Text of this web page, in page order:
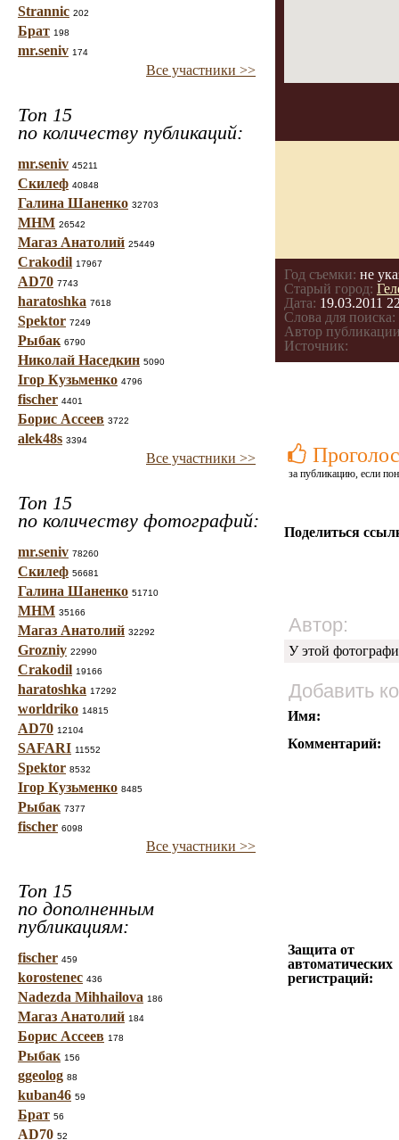
Strannic 202
Брат 198
mr.seniv 174
Все участники >>
Топ 15
по количеству публикаций:
mr.seniv 45211
Скилеф 40848
Галина Шаненко 32703
МНМ 26542
Магаз Анатолий 25449
Crakodil 17967
AD70 7743
haratoshka 7618
Spektor 7249
Рыбак 6790
Николай Наседкин 5090
Ігор Кузьменко 4796
fischer 4401
Борис Ассеев 3722
alek48s 3394
Все участники >>
Топ 15
по количеству фотографий:
mr.seniv 78260
Скилеф 56681
Галина Шаненко 51710
МНМ 35166
Магаз Анатолий 32292
Grozniy 22990
Crakodil 19166
haratoshka 17292
worldriko 14815
AD70 12104
SAFARI 11552
Spektor 8532
Ігор Кузьменко 8485
Рыбак 7377
fischer 6098
Все участники >>
Топ 15
по дополненным
публикациям:
fischer 459
korostenec 436
Nadezda Mihhailova 186
Магаз Анатолий 184
Борис Ассеев 178
Рыбак 156
ggeolog 88
kuban46 59
Брат 56
AD70 52
Год съемки: не
Старый город:
Дата: 19.03.2011
Слова для поиска:
Автор
Источник:
за публикацию, если
Поделиться
Автор:
У этой
Добавить
Имя:
Комментарий:
Защита от
автоматических
регистраций: